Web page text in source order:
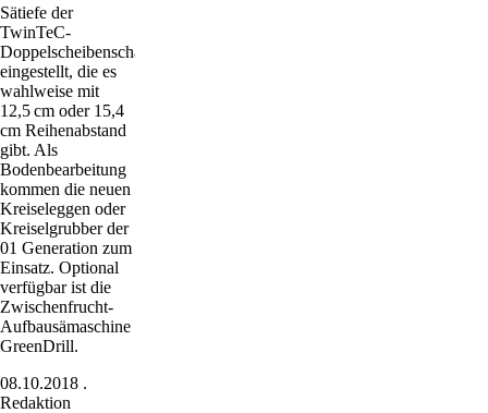
Sätiefe der
TwinTeC-
Doppelscheibenschare
eingestellt, die es
wahlweise mit
12,5 cm oder 15,4
cm Reihenabstand
gibt. Als
Bodenbearbeitung
kommen die neuen
Kreiseleggen oder
Kreiselgrubber der
01 Generation zum
Einsatz. Optional
verfügbar ist die
Zwischenfrucht-
Aufbausämaschine
GreenDrill.
08.10.2018 .
Redaktion